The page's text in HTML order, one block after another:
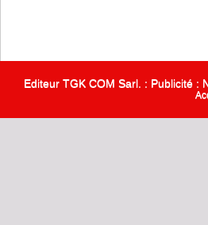
Editeur TGK COM Sarl. : Publicité :